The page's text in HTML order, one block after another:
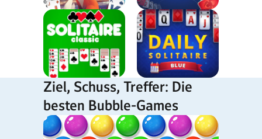
Ziel, Schuss, Treffer: Die
besten Bubble-Games